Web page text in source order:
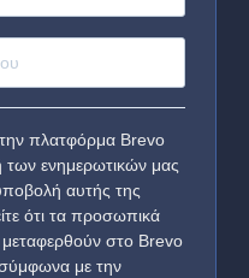
πλατφόρμα Brevo
των ενημερωτικών μας
αυτής της
ότι τα προσωπικά
στο Brevo
σύμφωνα με την